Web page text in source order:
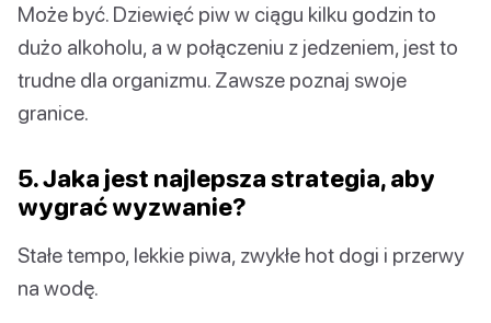
Może być. Dziewięć piw w ciągu kilku godzin to
dużo alkoholu, a w połączeniu z jedzeniem, jest to
trudne dla organizmu. Zawsze poznaj swoje
granice.
5. Jaka jest najlepsza strategia, aby
wygrać wyzwanie?
Stałe tempo, lekkie piwa, zwykłe hot dogi i przerwy
na wodę.